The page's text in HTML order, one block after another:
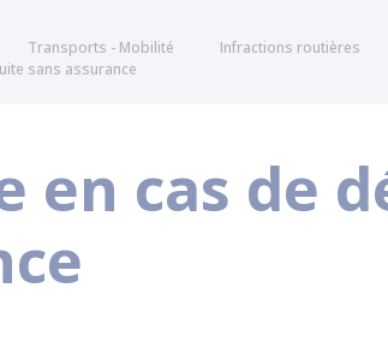
Transports - Mobilité
Infractions routières
sans assurance
en cas de